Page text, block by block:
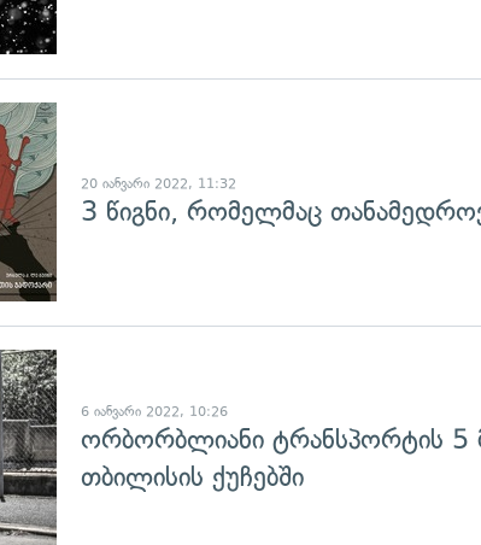
20 იანვარი 2022, 11:32
3 წიგნი, რომელმაც
6 იანვარი 2022, 10:26
ორბორბლიანი ტრანსპორტის 5
თბილისის ქუჩებში